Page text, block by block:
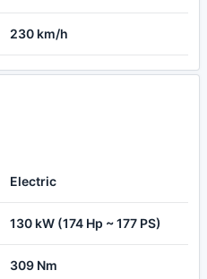
230 km/h
Electric
130 kW (174 Hp ~ 177 PS)
309 Nm